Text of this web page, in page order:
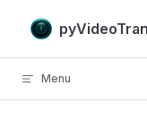
Skip to content
Menu